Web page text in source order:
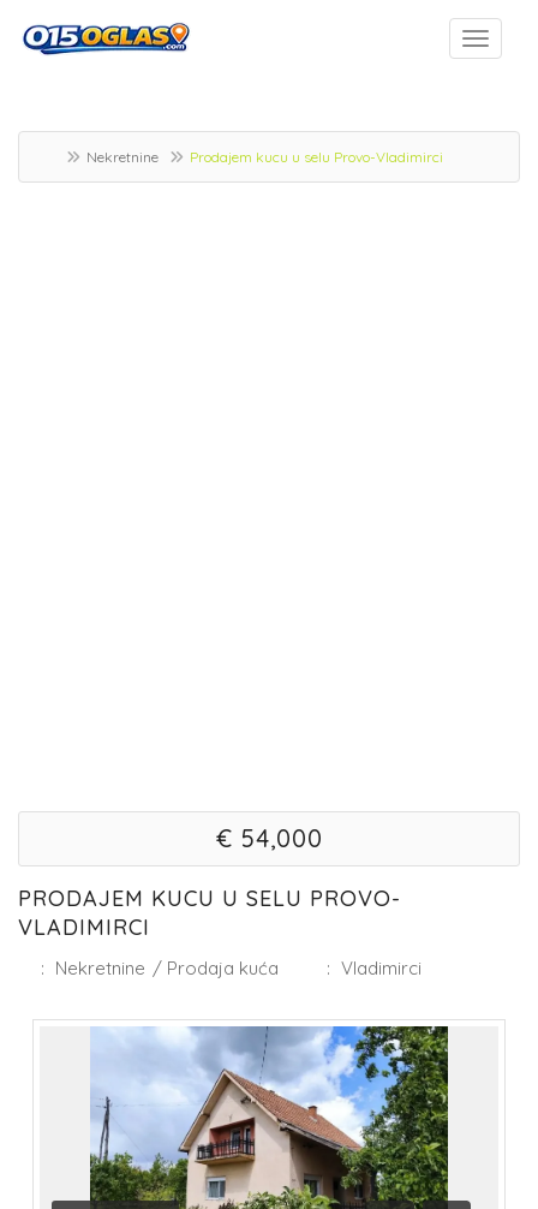
Nekretnine Prodajem kucu u selu Provo-Vladimirci
€ 54,000
PRODAJEM KUCU U SELU PROVO-
VLADIMIRCI
: Nekretnine / Prodaja kuća : Vladimirci